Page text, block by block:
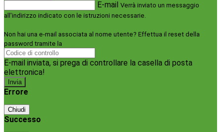
E-mail Verrà inviato un messaggio
all'indirizzo indicato con le istruzioni necessarie.
Non hai una e-mail associata al nome utente? Effettua il reset della
password tramite la
E-mail inviata, si prega di controllare la casella di posta
elettronica!
Errore
Chiudi
Successo